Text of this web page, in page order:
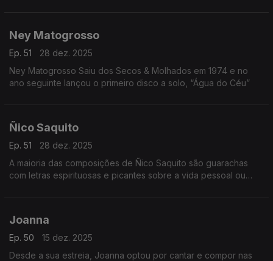
Ney Matogrosso
Ep. 51
28 dez. 2025
Ney Matogrosso Saiu dos Secos & Molhados em 1974 e no
ano seguinte lançou o primeiro disco a solo, “Água do Céu”
Ñico Saquito
Ep. 51
28 dez. 2025
A maioria das composições de Ñico Saquito são guarachas
com letras espirituosas e picantes sobre a vida pessoal ou
Joanna
Ep. 50
15 dez. 2025
Desde a sua estreia, Joanna optou por cantar e compor nas